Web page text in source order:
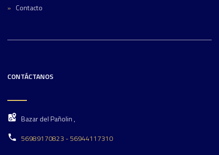
Contacto
CONTÁCTANOS
Bazar del Pañolin ,
56989170823 - 56944117310